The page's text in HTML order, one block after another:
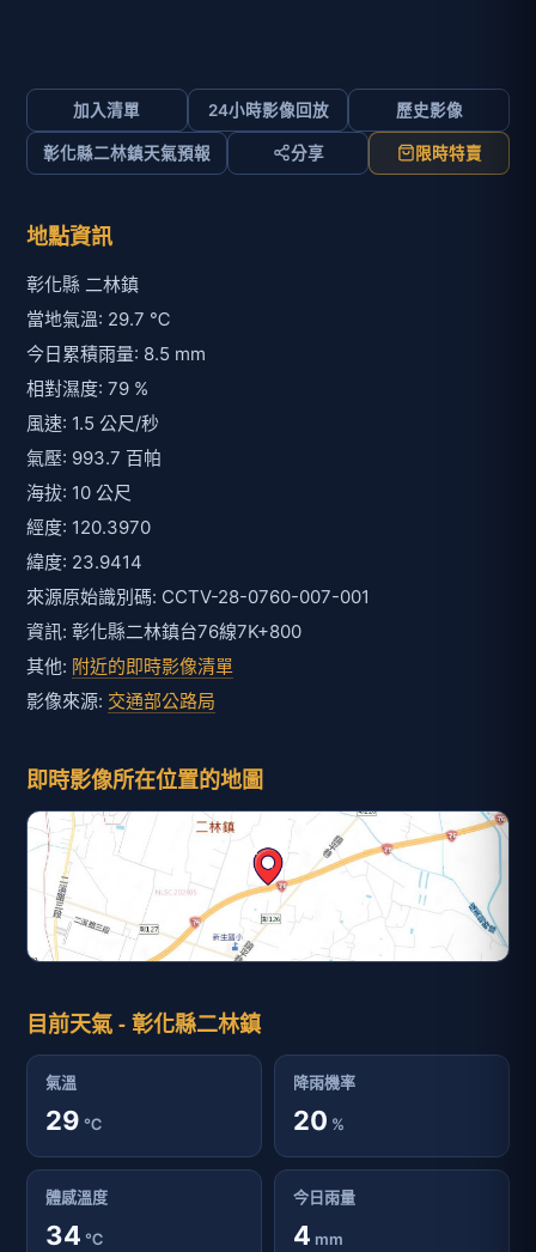
加入清單 24小時影像回放 歷史影像
彰化縣二林鎮天氣預報 分享 限時特賣
地點資訊
彰化縣 二林鎮
當地氣溫: 29.7 ℃
今日累積雨量: 8.5 mm
相對濕度: 79 %
風速: 1.5 公尺/秒
氣壓: 993.7 百帕
海拔: 10 公尺
經度: 120.3970
緯度: 23.9414
來源原始識別碼: CCTV-28-0760-007-001
資訊: 彰化縣二林鎮台76線7K+800
其他: 附近的即時影像清單
影像來源: 交通部公路局
即時影像所在位置的地圖
目前天氣 - 彰化縣二林鎮
氣溫
29 ℃
降雨機率
20 %
體感溫度
34 ℃
今日雨量
4 mm